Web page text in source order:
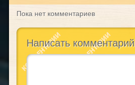
Пока нет комментариев
Написать комментарий